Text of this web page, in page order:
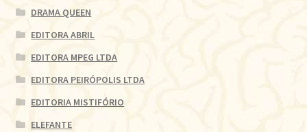
DRAMA QUEEN
EDITORA ABRIL
EDITORA MPEG LTDA
EDITORA PEIRÓPOLIS LTDA
EDITORIA MISTIFÓRIO
ELEFANTE